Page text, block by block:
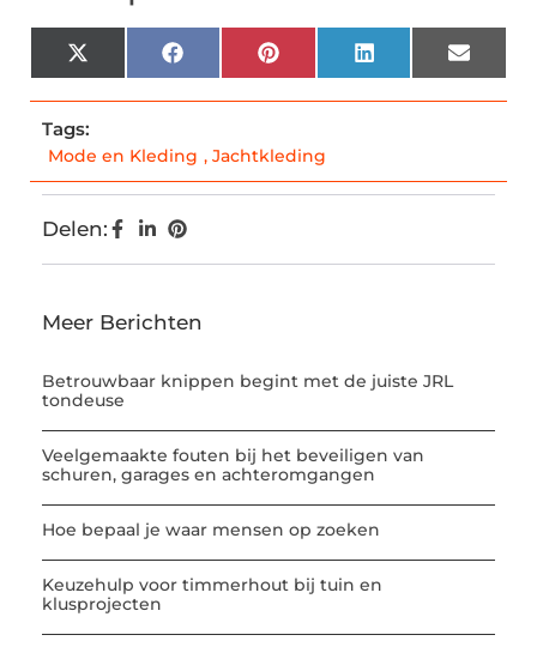
X
(Twitter)
FacebookPinterestLinkedInEmail
Tags:
Mode en Kleding , Jachtkleding
Delen:
Meer Berichten
Betrouwbaar knippen begint met de juiste JRL
tondeuse
Veelgemaakte fouten bij het beveiligen van
schuren, garages en achteromgangen
Hoe bepaal je waar mensen op zoeken
Keuzehulp voor timmerhout bij tuin en
klusprojecten